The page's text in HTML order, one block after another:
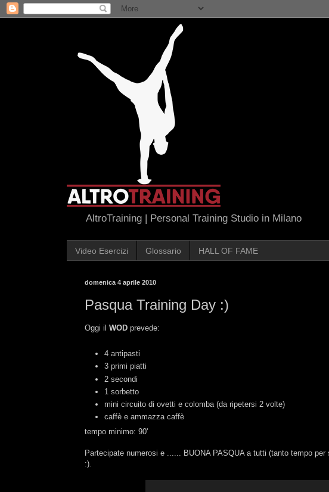
AltroTraining | Personal Training Studio in Milano
Video Esercizi Glossario HALL OF FAME
domenica 4 aprile 2010
Pasqua Training Day :)
Oggi il WOD prevede:
4 antipasti
3 primi piatti
2 secondi
1 sorbetto
mini circuito di ovetti e colomba (da ripetersi 2 volte)
caffè e ammazza caffè
tempo minimo: 90'
Partecipate numerosi e ...... BUONA PASQUA a tutti (tanto tempo
:).